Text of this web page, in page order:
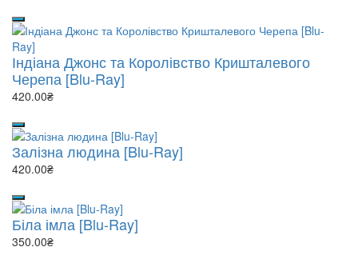
Індіана Джонс та Королівство Кришталевого
Черепа [Blu-Ray]
420.00₴
Залізна людина [Blu-Ray]
420.00₴
Біла імла [Blu-Ray]
350.00₴